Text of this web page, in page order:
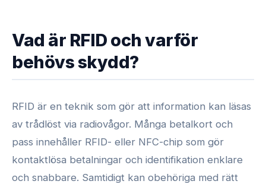
Vad är RFID och varför
behövs skydd?
RFID är en teknik som gör att information kan läsas
av trådlöst via radiovågor. Många betalkort och
pass innehåller RFID- eller NFC-chip som gör
kontaktlösa betalningar och identifikation enklare
och snabbare. Samtidigt kan obehöriga med rätt